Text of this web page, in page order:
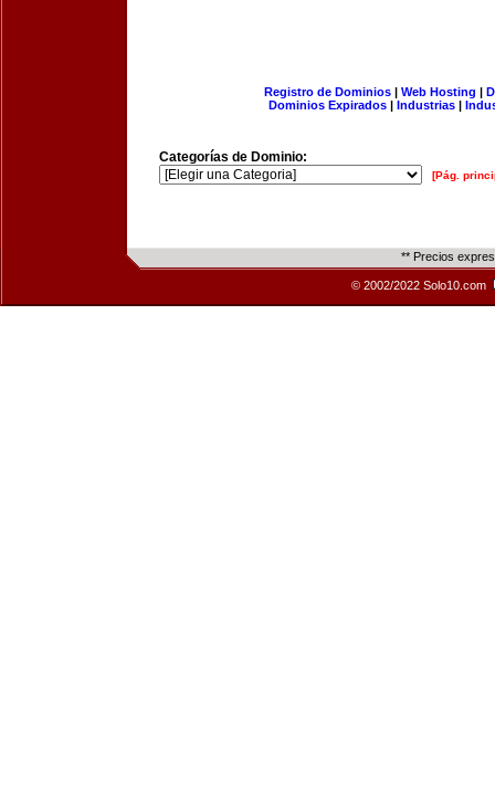
Registro de Dominios| Web Hosting |
Dominios Expirados | Industrias |
Categorías de Dominio:
[Pág.
** Precios
© 2002/2022 Solo10.com